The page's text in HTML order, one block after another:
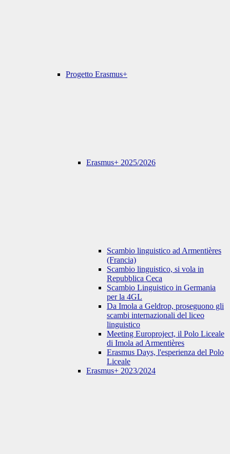
Progetto Erasmus+
Erasmus+ 2025/2026
Scambio linguistico ad Armentières
(Francia)
Scambio linguistico, si vola in
Repubblica Ceca
Scambio Linguistico in Germania
per la 4GL
Da Imola a Geldrop, proseguono gli
scambi internazionali del liceo
linguistico
Meeting Europroject, il Polo Liceale
di Imola ad Armentières
Erasmus Days, l'esperienza del Polo
Liceale
Erasmus+ 2023/2024